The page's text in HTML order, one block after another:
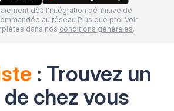
dès l'intégration définitive de
au réseau Plus que pro. Voir
dans nos conditions générales.
: Trouvez un
chez vous